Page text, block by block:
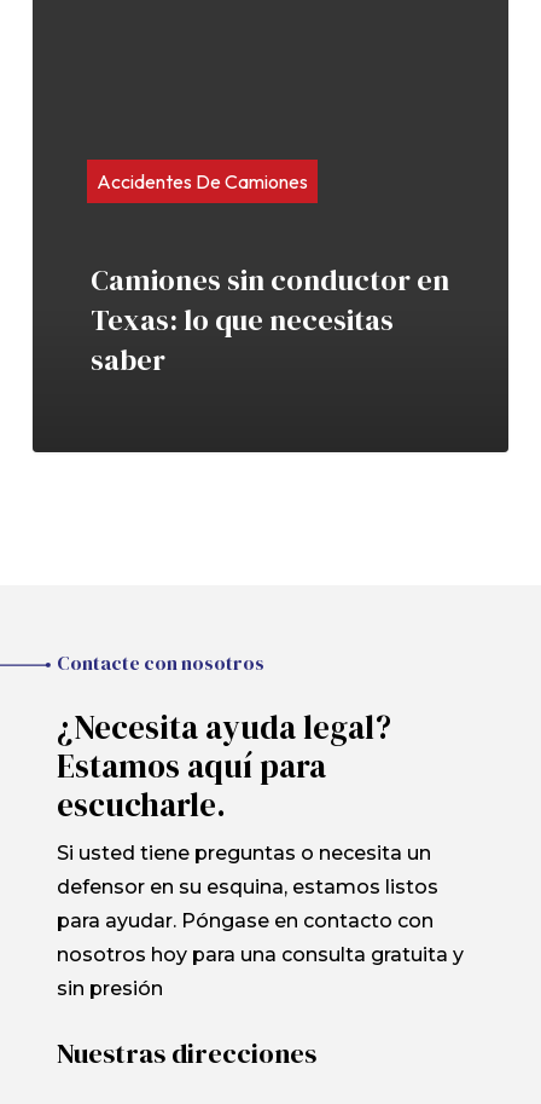
Accidentes De Camiones
Camiones sin conductor en
Texas: lo que necesitas
saber
Contacte con nosotros
¿Necesita ayuda legal?
Estamos aquí para
escucharle.
Si usted tiene preguntas o necesita un
defensor en su esquina, estamos listos
para ayudar. Póngase en contacto con
nosotros hoy para una consulta gratuita y
sin presión
Nuestras direcciones